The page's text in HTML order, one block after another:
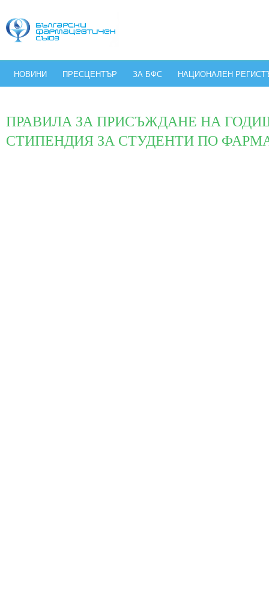
НОВИНИ ПРЕСЦЕНТЪР ЗА БФС НАЦИОНАЛЕН
ПРАВИЛА ЗА ПРИСЪЖДАНЕ НА
СТИПЕНДИЯ ЗА СТУДЕНТИ ПО